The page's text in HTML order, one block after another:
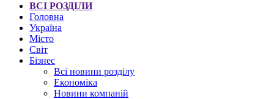
ВСІ РОЗДІЛИ
Головна
Україна
Місто
Світ
Бізнес
Всі новини розділу
Економіка
Новини компаній